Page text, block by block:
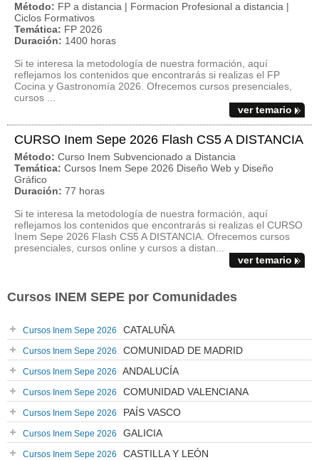
Método: FP a distancia | Formacion Profesional a distancia |
Ciclos Formativos
Temática: FP 2026
Duración: 1400 horas
Si te interesa la metodología de nuestra formación, aquí
reflejamos los contenidos que encontrarás si realizas el FP
Cocina y Gastronomía 2026. Ofrecemos cursos presenciales,
cursos ...
ver temario
CURSO Inem Sepe 2026 Flash CS5 A DISTANCIA
Método: Curso Inem Subvencionado a Distancia
Temática: Cursos Inem Sepe 2026 Diseño Web y Diseño
Gráfico
Duración: 77 horas
Si te interesa la metodología de nuestra formación, aquí
reflejamos los contenidos que encontrarás si realizas el CURSO
Inem Sepe 2026 Flash CS5 A DISTANCIA. Ofrecemos cursos
presenciales, cursos online y cursos a distan...
ver temario
Cursos INEM SEPE por Comunidades
Cursos Inem Sepe 2026 CATALUÑA
Cursos Inem Sepe 2026 COMUNIDAD DE MADRID
Cursos Inem Sepe 2026 ANDALUCÍA
Cursos Inem Sepe 2026 COMUNIDAD VALENCIANA
Cursos Inem Sepe 2026 PAÍS VASCO
Cursos Inem Sepe 2026 GALICIA
Cursos Inem Sepe 2026 CASTILLA Y LEÓN